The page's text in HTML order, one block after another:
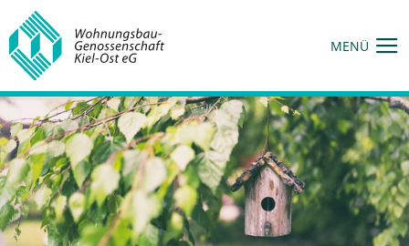
MENÜ